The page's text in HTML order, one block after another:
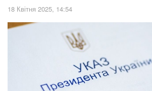
18 Квітня 2025, 14:54